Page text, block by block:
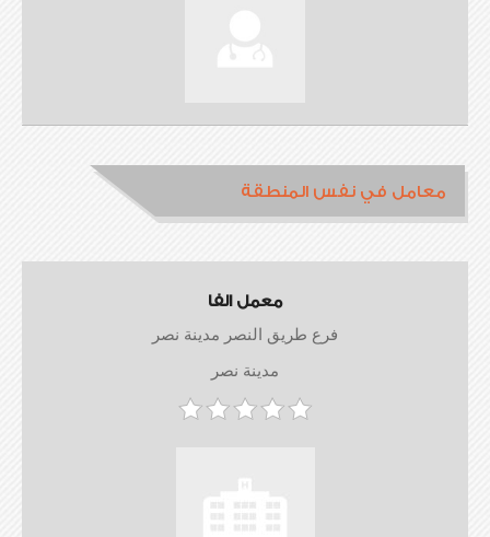
معامل في نفس المنطقة
معمل الفا
فرع طريق النصر مدينة نصر
مدينة نصر